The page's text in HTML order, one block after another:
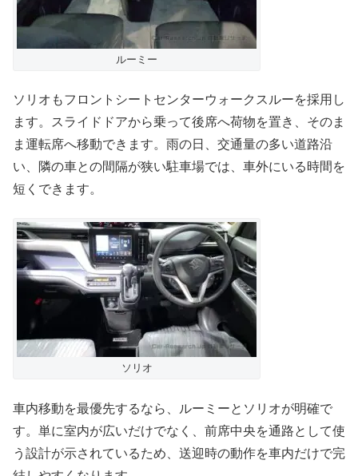
ルーミー
ソリオもフロントシートセンターウォークスルーを採用し
ます。スライドドアから乗って後席へ荷物を置き、そのま
ま運転席へ移動できます。雨の日、交通量の多い道路沿
い、隣の車との間隔が狭い駐車場では、車外にいる時間を
短くできます。
ソリオ
車内移動を最優先するなら、ルーミーとソリオが明確で
す。単に室内が広いだけでなく、前席中央を通路として使
う設計が示されているため、送迎時の動作を車内だけで完